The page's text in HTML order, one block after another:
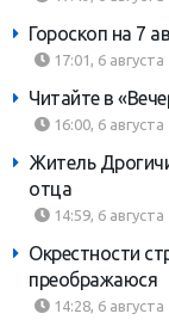
Гороскоп на 7
17:01, 6 августа
Читайте в
16:00, 6 августа
Житель
отца
14:59, 6 августа
Окрестности
преображаюся
14:28, 6 августа